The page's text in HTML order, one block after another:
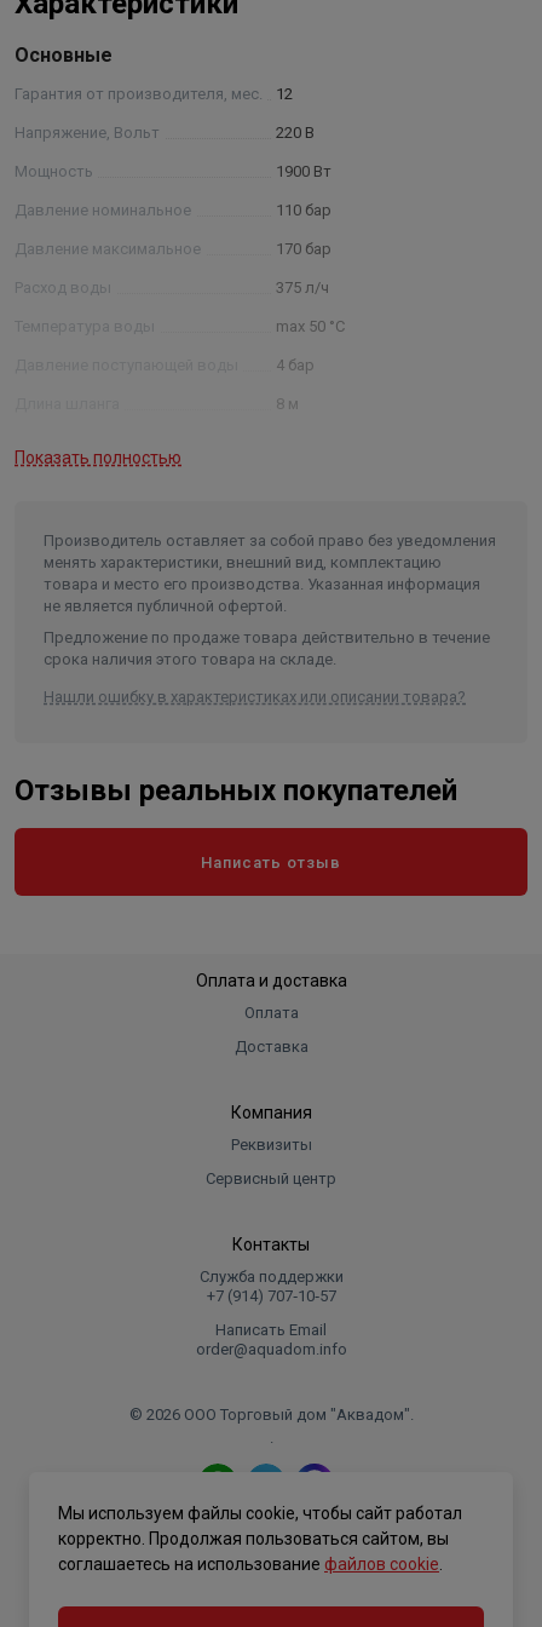
Основные
Гарантия от производителя, мес. 12
Напряжение, Вольт 220 В
Мощность 1900 Вт
Давление номинальное 110 бар
Давление максимальное 170 бар
Расход воды 375 л/ч
Температура воды max 50 °С
4 бар
8 м
ёмкости
да
Длина в упаковке, см. 38.000
Ширина в упаковке, см. 32.500
Высота в упаковке, см. 73.000
Вес в упаковке, кг 11.050
Показать полностью
Производитель оставляет за собой право без уведомления
менять характеристики, внешний вид, комплектацию
товара и место его производства. Указанная информация
не является публичной офертой.
Предложение по продаже товара действительно в течение
срока наличия этого товара на складе.
Нашли ошибку в характеристиках или описании товара?
Отзывы реальных покупателей
Написать отзыв
Оплата и доставка
Оплата
Доставка
Компания
Реквизиты
Сервисный центр
Контакты
Служба поддержки
+7 (914) 707‑10‑57
Написать Email
order@aquadom.info
© 2026 ООО Торговый дом "Аквадом".
.
Политика конфиденциальности
Мы используем файлы cookie, чтобы сайт работал
корректно. Продолжая пользоваться сайтом, вы
соглашаетесь на использование файлов cookie